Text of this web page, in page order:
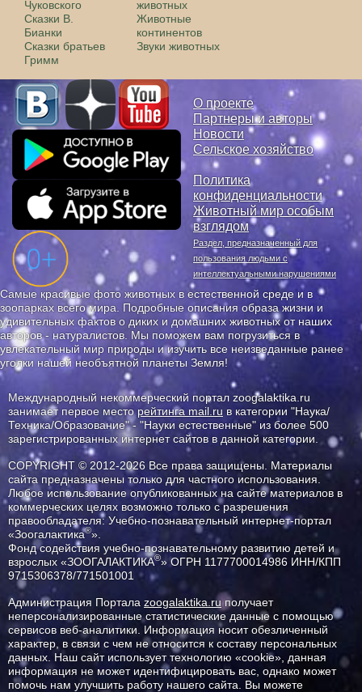
Чуковского
Сказки В.
Бианки
Сказки братьев
Гримм
животных
Животные
континентов
Звуки животных
О проекте
Партнеры и авторы
Новости
Сельское хозяйство
Политика
конфиденциальности
Животный мир особым
взглядом
Раздел, предназначенный для
пользования людьми с
интеллектуальными нарушениями
Самые красивые фото животных в естественной среде и в
зоопарках всего мира. Подробные описания образа жизни и
удивительных фактов о диких и домашних животных от наших
авторов - натуралистов. Мы поможем вам погрузиться в
увлекательный мир природы и изучить все неизведанные ранее
уголки нашей необъятной планеты Земля!
Международный некоммерческий портал zoogalaktika.ru
занимает первое месторейтинга mail.ru в категории "Наука/
Техника/Образование" - "Науки естественные" из более 500
зарегистрированных интернет сайтов в данной категории.
COPYRIGHT © 2012-2026 Все права защищены. Материалы
сайта предназначены только для частного использования.
Любое использование опубликованных на сайте материалов в
коммерческих целях возможно только с разрешения
правообладателя: Учебно-познавательный интернет-портал
«Зоогалактика®».
Фонд содействия учебно-познавательному развитию детей и
взрослых «ЗООГАЛАКТИКА®» ОГРН 1177700014986 ИНН/КПП
9715306378/771501001
Администрация Портала zoogalaktika.ruполучает
неперсонализированные статистические данные с помощью
сервисов веб-аналитики. Информация носит обезличенный
характер, в связи с чем не относится к составу персональных
данных. Наш сайт использует технологию «cookie», данная
информация не может идентифицировать вас, однако может
помочь нам улучшить работу нашего сайта. Вы можете